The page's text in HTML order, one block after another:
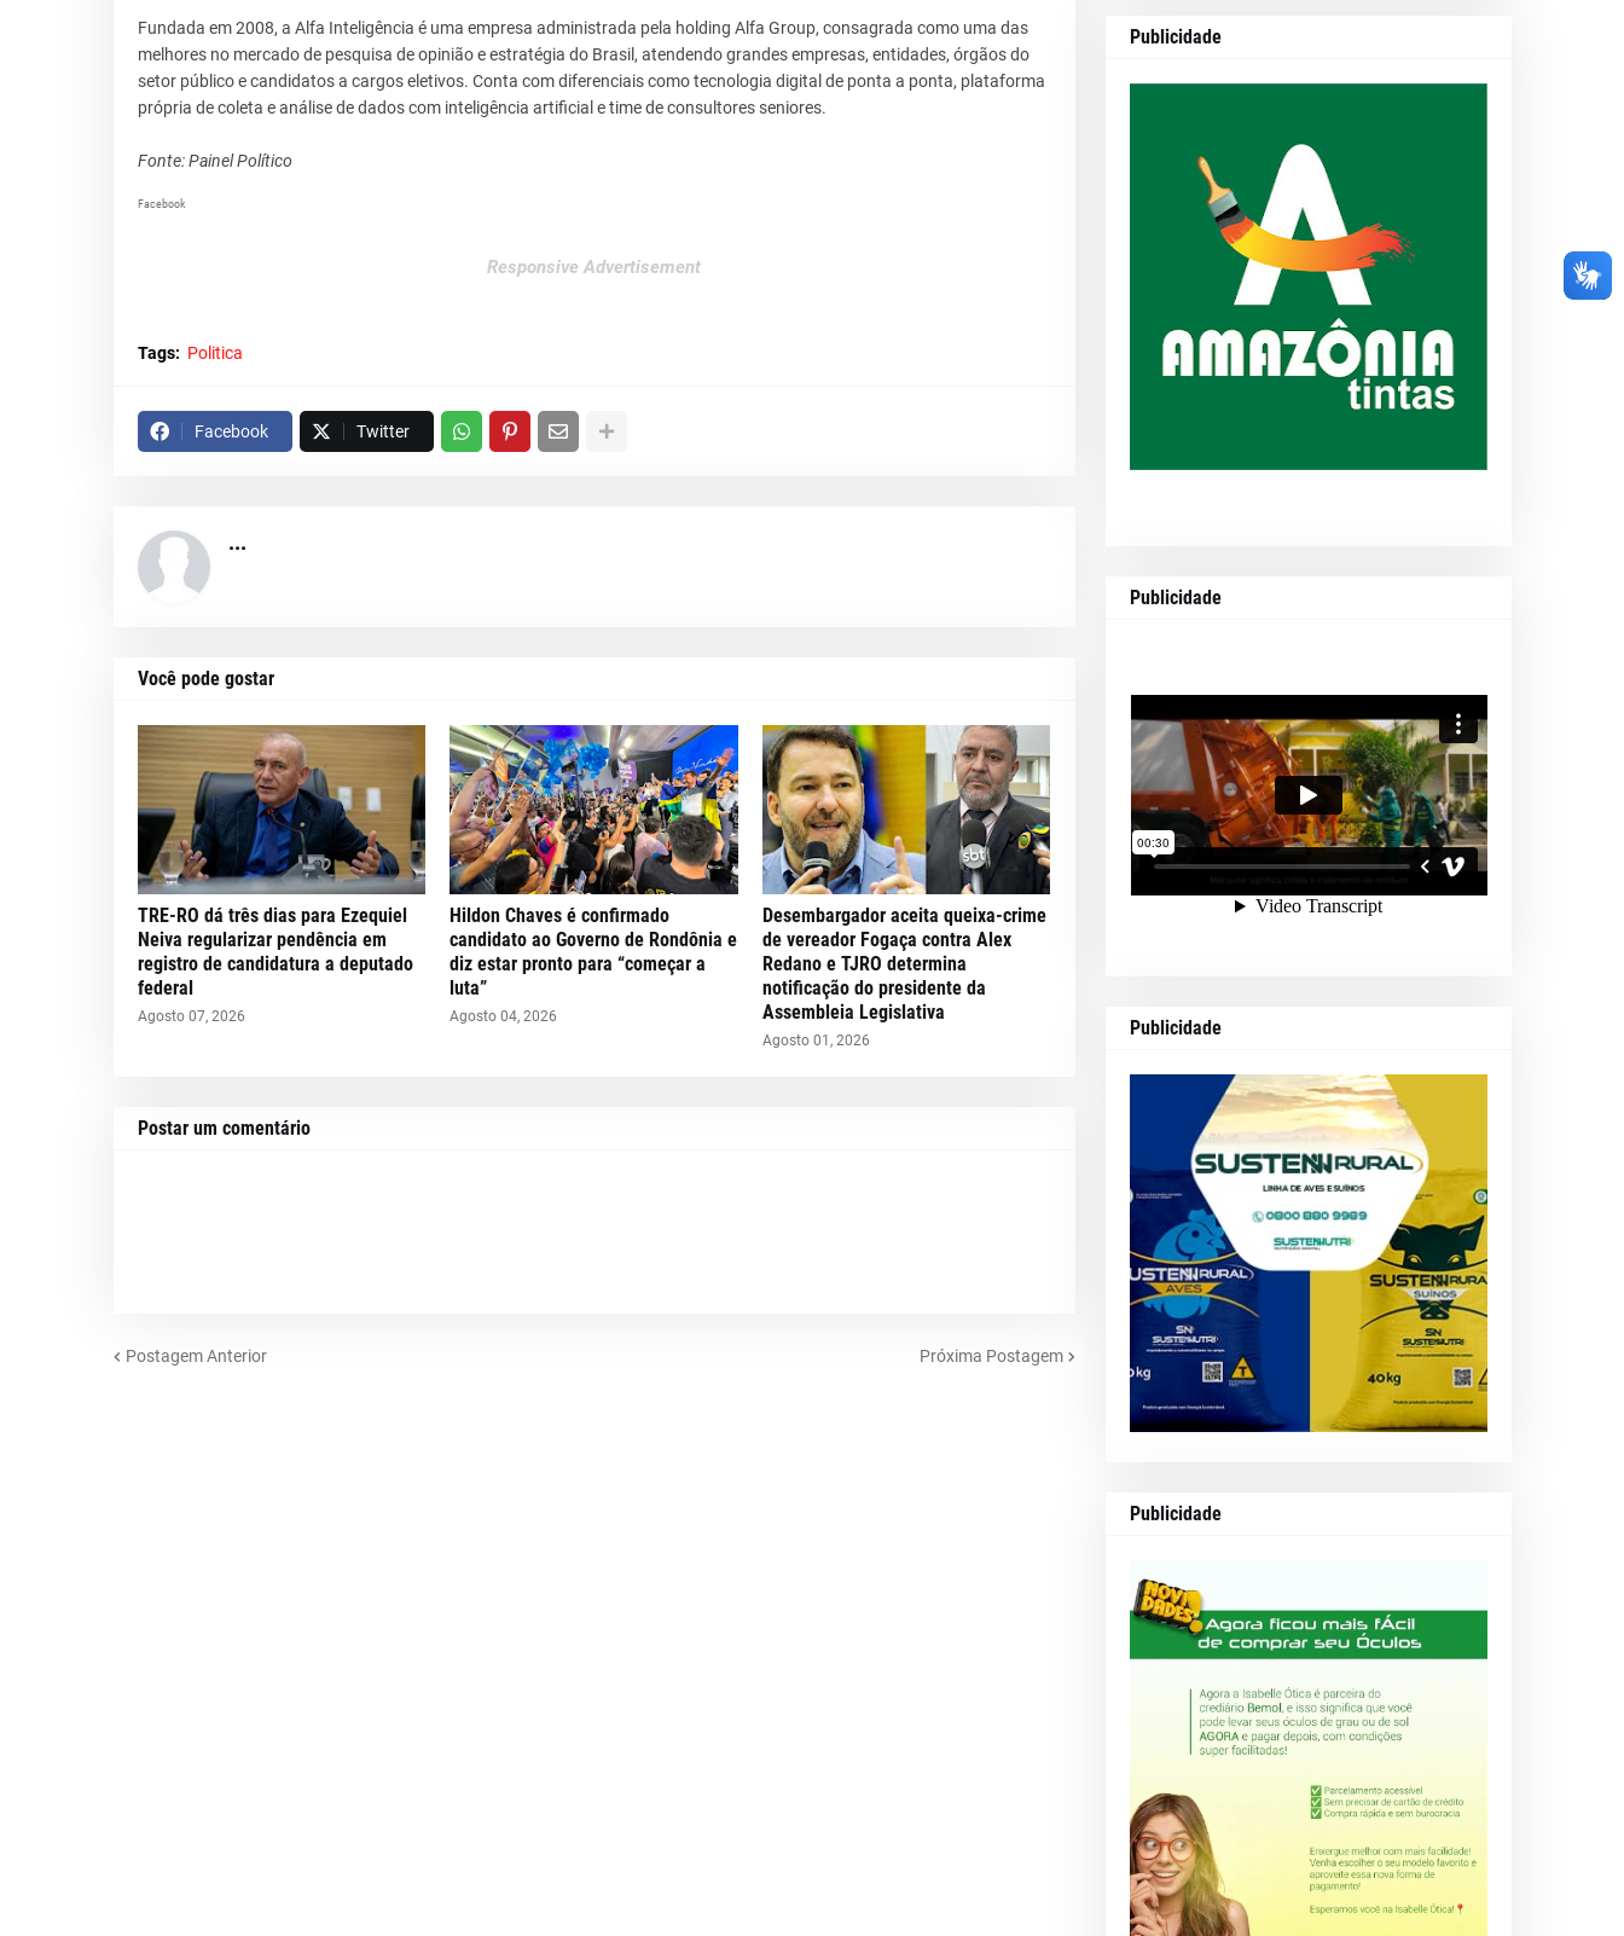
Fundada em 2008, a Alfa Inteligência é uma empresa administrada pela holding Alfa Group, consagrada como uma das
melhores no mercado de pesquisa de opinião e estratégia do Brasil, atendendo grandes empresas, entidades, órgãos do
setor público e candidatos a cargos eletivos. Conta com diferenciais como tecnologia digital de ponta a ponta, plataforma
própria de coleta e análise de dados com inteligência artificial e time de consultores seniores.
Fonte: Painel Político
Facebook
Responsive Advertisement
Tags: Politica
Facebook Twitter
...
Você pode gostar
TRE-RO dá três dias para Ezequiel
Neiva regularizar pendência em
registro de candidatura a deputado
federal
Agosto 07, 2026
Hildon Chaves é confirmado
candidato ao Governo de Rondônia e
diz estar pronto para “começar a
luta”
Agosto 04, 2026
Desembargador aceita queixa-crime
de vereador Fogaça contra Alex
Redano e TJRO determina
notificação do presidente da
Assembleia Legislativa
Agosto 01, 2026
Postar um comentário
Postagem Anterior Próxima Postagem
Publicidade
Publicidade
Publicidade
Publicidade